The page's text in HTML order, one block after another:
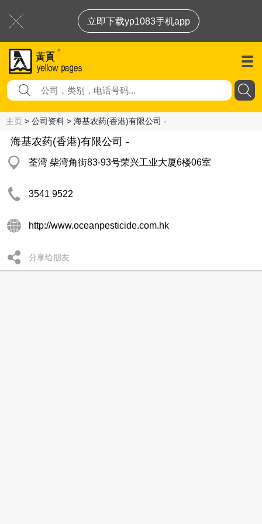
立即下载yp1083手机app
主页 > 公司资料 > 海基农药(香港)有限公司 -
海基农药(香港)有限公司 -
荃湾 柴湾角街83-93号荣兴工业大厦6楼06室
3541 9522
http://www.oceanpesticide.com.hk
分享给朋友